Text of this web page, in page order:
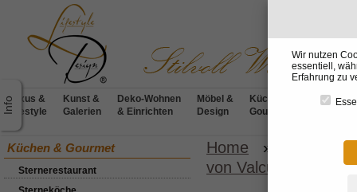
Luxus &
Lifestyle
Kunst &
Galerien
Deko-Wohnen
& Einrichten
Möbel &
Design
Küchen &
Gourmet
Küchen & Gourmet
Sternerestaurant
Home »
Küchen
von Valcucine
Wir nutzen
essentiell,
Erfahrung zu